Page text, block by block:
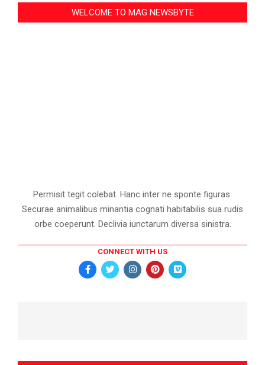
WELCOME TO MAG NEWSBYTE
Permisit tegit colebat. Hanc inter ne sponte figuras.
Securae animalibus minantia cognati habitabilis sua rudis
orbe coeperunt. Declivia iunctarum diversa sinistra.
CONNECT WITH US